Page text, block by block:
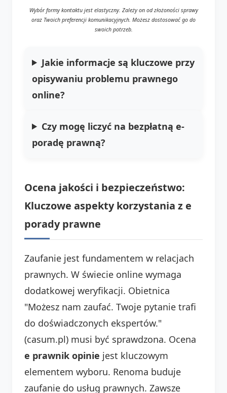
Wybór formy kontaktu jest elastyczny. Zależy on od złożoności sprawy
oraz Twoich preferencji komunikacyjnych. Możesz dostosować go do
swoich potrzeb.
Jakie informacje są kluczowe przy
opisywaniu problemu prawnego
online?
Czy mogę liczyć na bezpłatną e-
poradę prawną?
Ocena jakości i bezpieczeństwo:
Kluczowe aspekty korzystania z e
porady prawne
Zaufanie jest fundamentem w relacjach
prawnych. W świecie online wymaga
dodatkowej weryfikacji. Obietnica
"Możesz nam zaufać. Twoje pytanie trafi
do doświadczonych ekspertów."
(casum.pl) musi być sprawdzona. Ocena
e prawnik opinie jest kluczowym
elementem wyboru. Renoma buduje
zaufanie do usług prawnych. Zawsze